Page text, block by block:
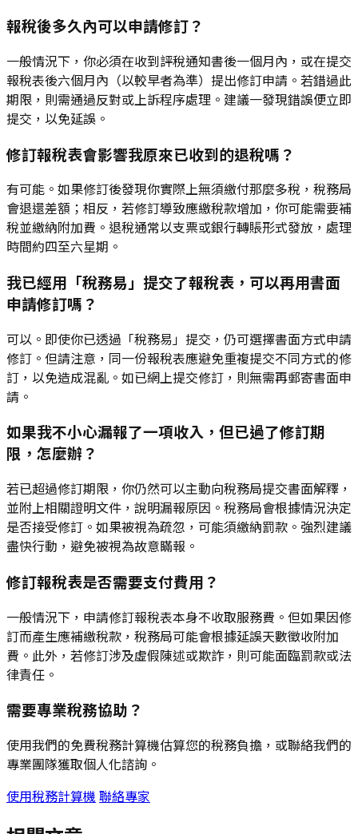
報稅後多久內可以申請修訂？
一般情況下，你必須在收到評稅通知書後一個月內，或在提交
報稅表後六個月內（以較早者為準）提出修訂申請。若錯過此
期限，則需通過反對或上訴程序處理。建議一發現錯誤便立即
提交，以免延誤。
修訂報稅表會影響我原來已收到的退稅嗎？
有可能。如果修訂後發現你實際上無須繳付那麼多稅，稅務局
會退還差額；相反，若修訂導致應繳稅款增加，你可能需要補
稅並繳納附加費。退稅通常以支票或銀行轉賬形式發放，處理
時間約四至六星期。
我已經用「稅務易」提交了報稅表，可以再用書面
申請修訂嗎？
可以。即使你已透過「稅務易」提交，仍可選擇書面方式申請
修訂。但請注意，同一份報稅表應避免重複提交不同方式的修
訂，以免造成混亂。如已網上提交修訂，則無需再郵寄書面申
請。
如果我不小心漏報了一項收入，但已過了修訂期
限，怎麼辦？
若已超過修訂期限，你仍然可以主動向稅務局提交書面解釋，
並附上相關證明文件，說明漏報原因。稅務局會根據情況決定
是否接受修訂。如果被視為疏忽，可能須繳納罰款。強烈建議
盡快行動，避免被視為故意瞞報。
修訂報稅表是否需要支付費用？
一般情況下，申請修訂報稅表本身不收取服務費。但如果因修
訂而產生應補繳稅款，稅務局可能會根據延誤天數徵收附加
費。此外，若修訂涉及虛假陳述或欺詐，則可能面臨罰款或法
律責任。
需要專業稅務協助？
使用我們的免費稅務計算機估算您的稅務負擔，或聯絡我們的
專業團隊獲取個人化諮詢。
使用稅務計算機 聯絡專家